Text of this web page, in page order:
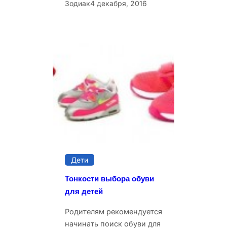
Зодиак4 декабря, 2016
Дети
Тонкости выбора обуви
для детей
Родителям рекомендуется
начинать поиск обуви для